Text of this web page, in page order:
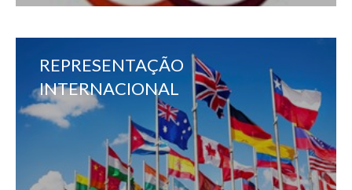
REPRESENTAÇÃO
INTERNACIONAL